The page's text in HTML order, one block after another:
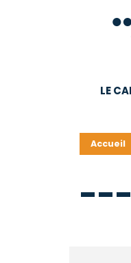
LE
Accueil
---